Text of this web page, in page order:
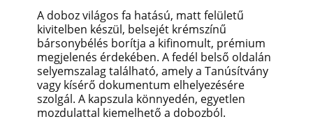
A doboz világos fa hatású, matt felületű
kivitelben készül, belsejét krémszínű
bársonybélés borítja a kifinomult, prémium
megjelenés érdekében. A fedél belső oldalán
selyemszalag található, amely a Tanúsítvány
vagy kísérő dokumentum elhelyezésére
szolgál. A kapszula könnyedén, egyetlen
mozdulattal kiemelhető a dobozból.